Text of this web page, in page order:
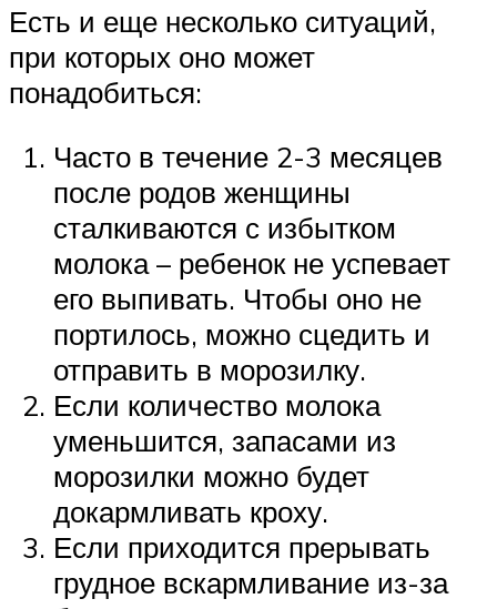
Есть и еще несколько ситуаций,
при которых оно может
понадобиться:
Часто в течение 2-3 месяцев
после родов женщины
сталкиваются с избытком
молока – ребенок не успевает
его выпивать. Чтобы оно не
портилось, можно сцедить и
отправить в морозилку.
Если количество молока
уменьшится, запасами из
морозилки можно будет
докармливать кроху.
Если приходится прерывать
грудное вскармливание из-за